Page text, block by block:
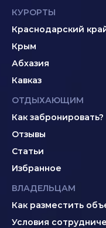
КУРОРТЫ
Краснодарский
Крым
Абхазия
Кавказ
ОТДЫХАЮЩИМ
Как забронировать?
Отзывы
Статьи
Избранное
ВЛАДЕЛЬЦАМ
Как разместить
Условия